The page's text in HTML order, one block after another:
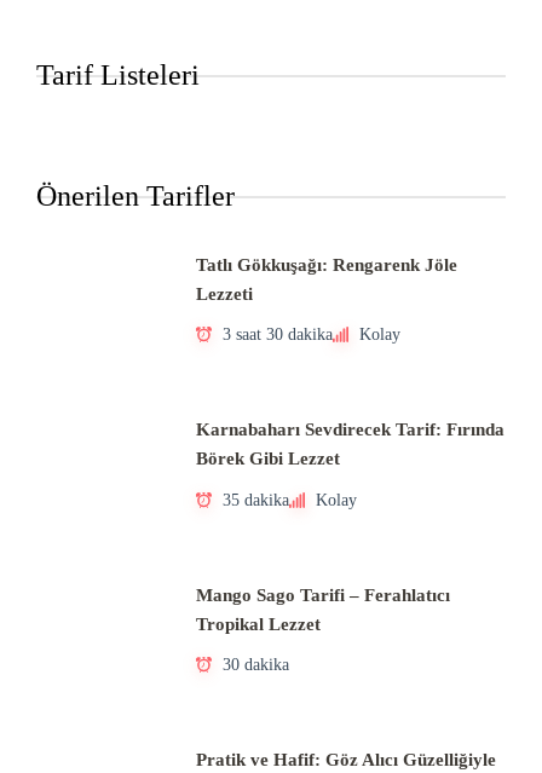
Tarif Listeleri
Önerilen Tarifler
Tatlı Gökkuşağı: Rengarenk Jöle
Lezzeti
3 saat 30 dakika Kolay
Karnabaharı Sevdirecek Tarif: Fırında
Börek Gibi Lezzet
35 dakika Kolay
Mango Sago Tarifi – Ferahlatıcı
Tropikal Lezzet
30 dakika
Pratik ve Hafif: Göz Alıcı Güzelliğiyle